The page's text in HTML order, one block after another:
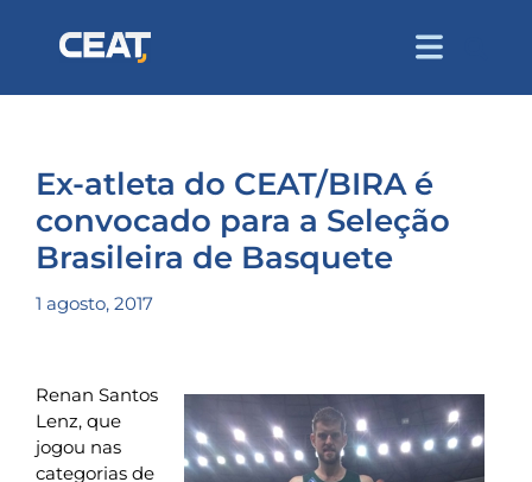
Ex-atleta do CEAT/BIRA é
convocado para a Seleção
Brasileira de Basquete
1 agosto, 2017
Renan Santos
Lenz, que
jogou nas
categorias de